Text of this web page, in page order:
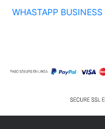
WHASTAPP BUSINESS